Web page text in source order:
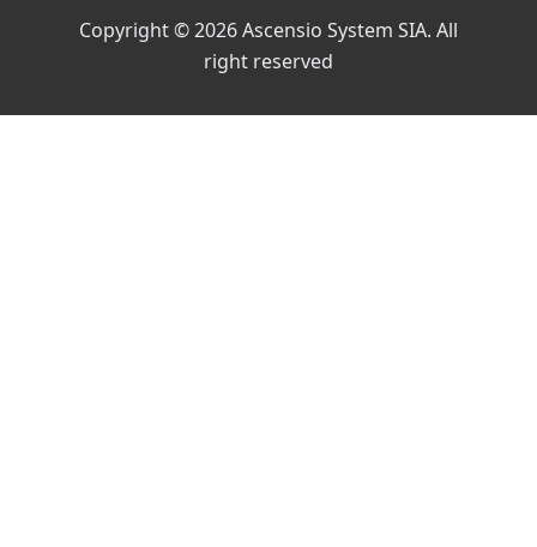
Copyright © 2026 Ascensio System SIA. All
right reserved